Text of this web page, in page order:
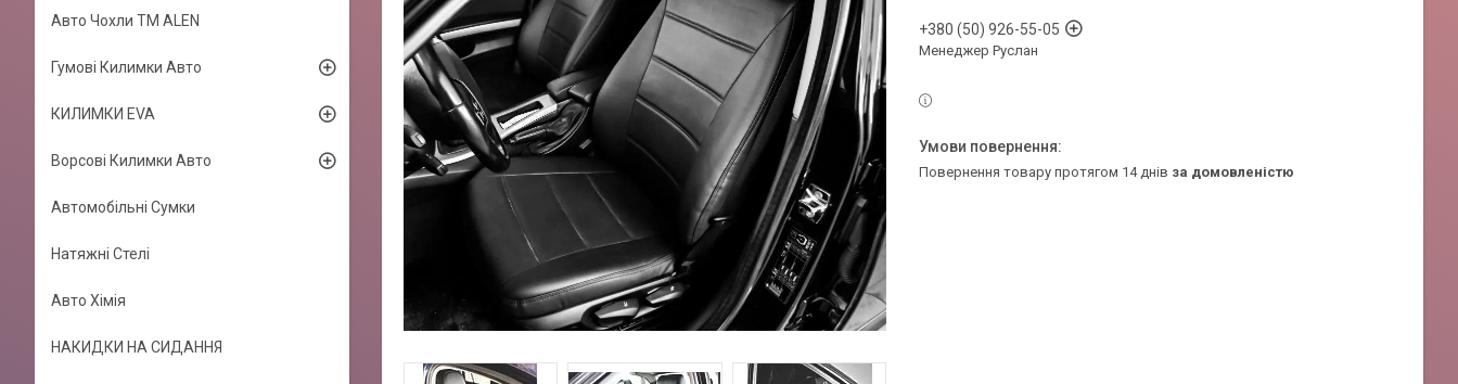
+380 (50) 926-55-05
Менеджер Руслан
повернення товару протягом 14 днів за домовленістю
Авто Чохли TM ALEN
Гумові Килимки Авто
КИЛИМКИ EVA
Ворсові Килимки Авто
Автомобільні Сумки
Натяжні Стелі
Авто Хімія
НАКИДКИ НА СИДАННЯ